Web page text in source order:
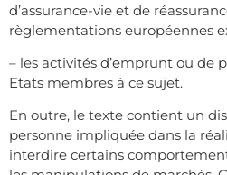
d’assurance-vie et de
règlementations européennes
– les activités d’emprunt ou de
Etats membres à ce sujet.
En outre, le texte contient un
personne impliquée dans la
interdire certains